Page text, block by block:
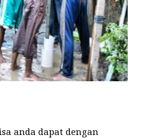
anda dapat dengan